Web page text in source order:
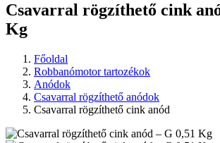
Csavarral rögzíthető cink
Kg
Főoldal
Robbanómotor tartozékok
Anódok
Csavarral rögzíthető anódok
Csavarral rögzíthető cink anód